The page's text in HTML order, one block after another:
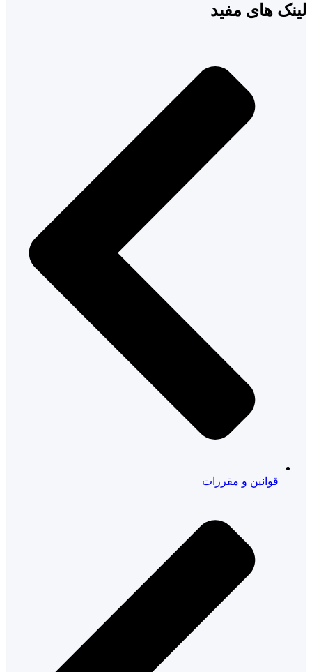
لینک های مفید
قوانین و مقررات